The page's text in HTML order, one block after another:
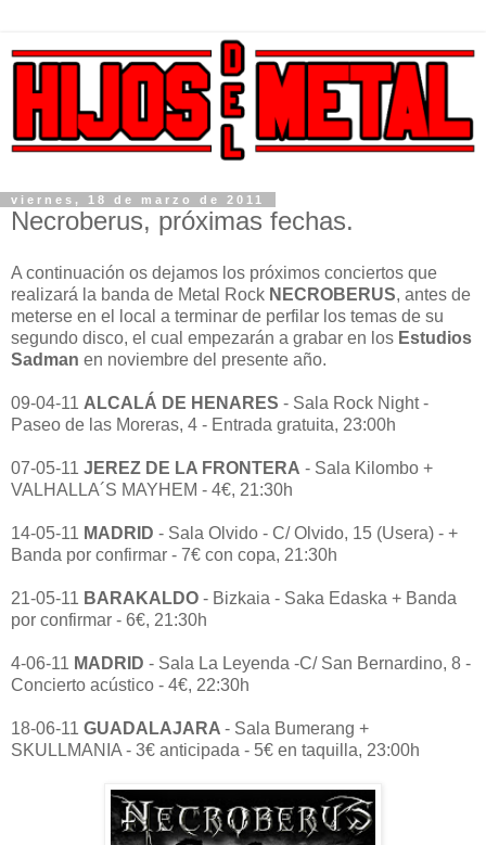
viernes, 18 de marzo de 2011
Necroberus, próximas fechas.
A continuación os dejamos los próximos conciertos que
realizará la banda de Metal Rock NECROBERUS, antes de
meterse en el local a terminar de perfilar los temas de su
segundo disco, el cual empezarán a grabar en los Estudios
Sadman en noviembre del presente año.
09-04-11 ALCALÁ DE HENARES - Sala Rock Night -
Paseo de las Moreras, 4 - Entrada gratuita, 23:00h
07-05-11 JEREZ DE LA FRONTERA - Sala Kilombo +
VALHALLA´S MAYHEM - 4€, 21:30h
14-05-11 MADRID - Sala Olvido - C/ Olvido, 15 (Usera) - +
Banda por confirmar - 7€ con copa, 21:30h
21-05-11 BARAKALDO - Bizkaia - Saka Edaska + Banda
por confirmar - 6€, 21:30h
4-06-11 MADRID - Sala La Leyenda -C/ San Bernardino, 8 -
Concierto acústico - 4€, 22:30h
18-06-11 GUADALAJARA - Sala Bumerang +
SKULLMANIA - 3€ anticipada - 5€ en taquilla, 23:00h